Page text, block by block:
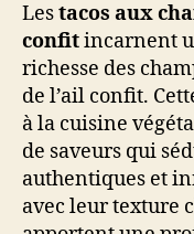
Lestacos aux
confitincarnent
richesse des
de l’ail confit.
à la cuisine
de saveurs qui
authentiques et
avec leur texture